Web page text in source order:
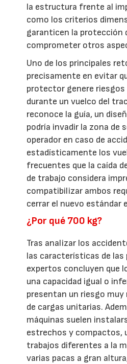
la estructura frente al
como los criterios
garanticen la protección
comprometer otros
Uno de los principales
precisamente en evitar
protector genere riesgos
durante un vuelco del
reconoce la guía, un
podría invadir la zona de
operador en caso de
estadísticamente los
frecuentes que la caída
de trabajo considera
compatibilizar ambos
cerrar el nuevo estándar
¿Por qué 700 kg?
Tras analizar los
las características de
expertos concluyen que
una capacidad igual o
presentan un riesgo muy
de cargas unitarias.
máquinas suelen
estrechos y compactos,
trabajos diferentes a la
varias pacas a gran